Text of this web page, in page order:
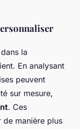
la
En analysant
peuvent
sur mesure,
. Ces
de manière plus